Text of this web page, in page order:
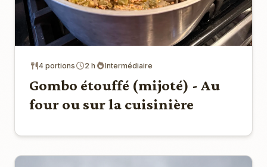
4 portions 2 h Intermédiaire
Gombo étouffé (mijoté) - Au
four ou sur la cuisinière